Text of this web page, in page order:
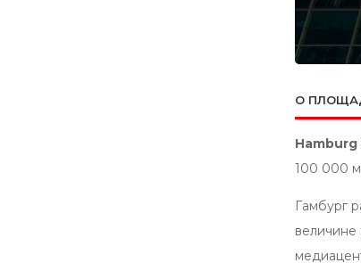
О
100 000
Гамбург
величине